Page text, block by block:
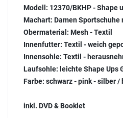
Modell: 12370/BKHP - Shape
Machart: Damen
Obermaterial: Mesh - Textil
Innenfutter: Textil - weich
Innensohle: Textil -
Laufsohle: leichte Shape Ups
Farbe: schwarz - pink - silber /
inkl. DVD & Booklet